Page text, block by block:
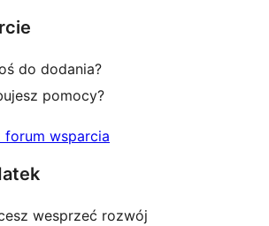
do dodania?
pomocy?
forum wsparcia
wesprzeć rozwój